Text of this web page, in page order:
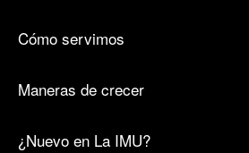
Cómo servimos
Maneras de crecer
¿Nuevo en La IMU?